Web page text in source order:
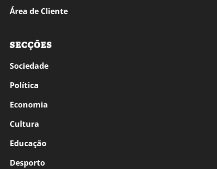
Área de Cliente
SECÇÕES
Sociedade
Política
Economia
Cultura
Educação
Desporto